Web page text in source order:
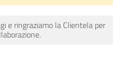
e ringraziamo la Clientela per